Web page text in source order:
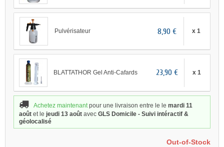
Pulvérisateur 8,90 € x 1
BLATTATHOR Gel Anti-Cafards 23,90 € x 1
Achetez maintenantpour une livraison entre le le mardi 11
août et le jeudi 13 août avec GLS Domicile - Suivi intéractif &
géolocalisé
Out-of-Stock